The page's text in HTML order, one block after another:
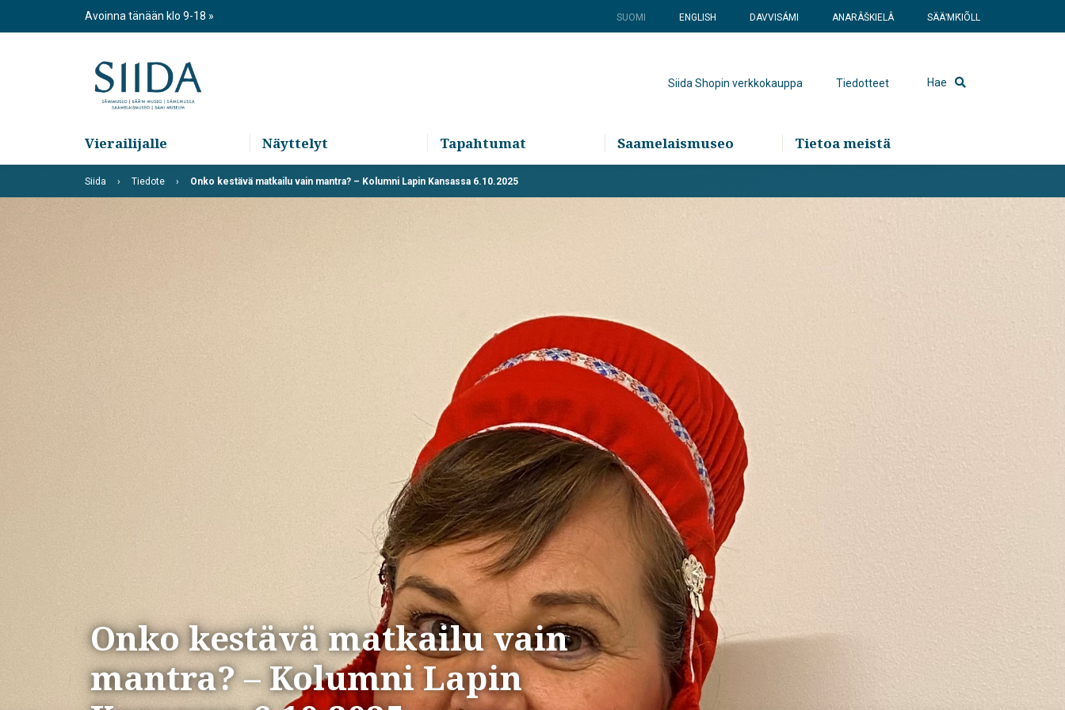
Avoinna tänään klo 9-18 SUOMI ENGLISH DAVVISÁMI ANARÂŠKIELÂ SÄÄʹMǨIÕLL
Siida Shopin verkkokauppa Tiedotteet Hae
Vierailijalle Näyttelyt Tapahtumat Saamelaismuseo Tietoa meistä
Siida Tiedote Onko kestävä matkailu vain mantra? – Kolumni Lapin Kansassa 6.10.2025
Onko kestävä matkailu vain
mantra? – Kolumni Lapin